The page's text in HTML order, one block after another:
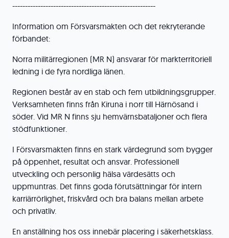
--------------------------------------------------------
Information om Försvarsmakten och det rekryterande
förbandet:
Norra militärregionen (MR N) ansvarar för markterritoriell
ledning i de fyra nordliga länen.
Regionen består av en stab och fem utbildningsgrupper.
Verksamheten finns från Kiruna i norr till Härnösand i
söder. Vid MR N finns sju hemvärnsbataljoner och flera
stödfunktioner.
I Försvarsmakten finns en stark värdegrund som bygger
på öppenhet, resultat och ansvar. Professionell
utveckling och personlig hälsa värdesätts och
uppmuntras. Det finns goda förutsättningar för intern
karriärrörlighet, friskvård och bra balans mellan arbete
och privatliv.
En anställning hos oss innebär placering i säkerhetsklass.